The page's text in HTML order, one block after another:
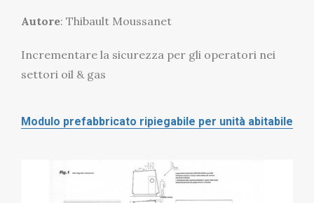
Autore: Thibault Moussanet
Incrementare la sicurezza per gli operatori nei
settori oil & gas
Modulo prefabbricato ripiegabile per unità abitabile